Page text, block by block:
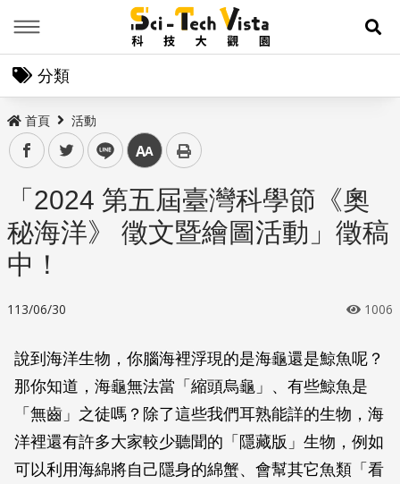
展
分類
首頁 活動
facebooktwitter line 中
「2024 第五屆臺灣科學節《奧
秘海洋》 徵文暨繪圖活動」徵稿
中！
113/06/30 1006
說到海洋生物，你腦海裡浮現的是海龜還是鯨魚呢？
那你知道，海龜無法當「縮頭烏龜」、有些鯨魚是
「無齒」之徒嗎？除了這些我們耳熟能詳的生物，海
洋裡還有許多大家較少聽聞的「隱藏版」生物，例如
可以利用海綿將自己隱身的綿蟹、會幫其它魚類「看